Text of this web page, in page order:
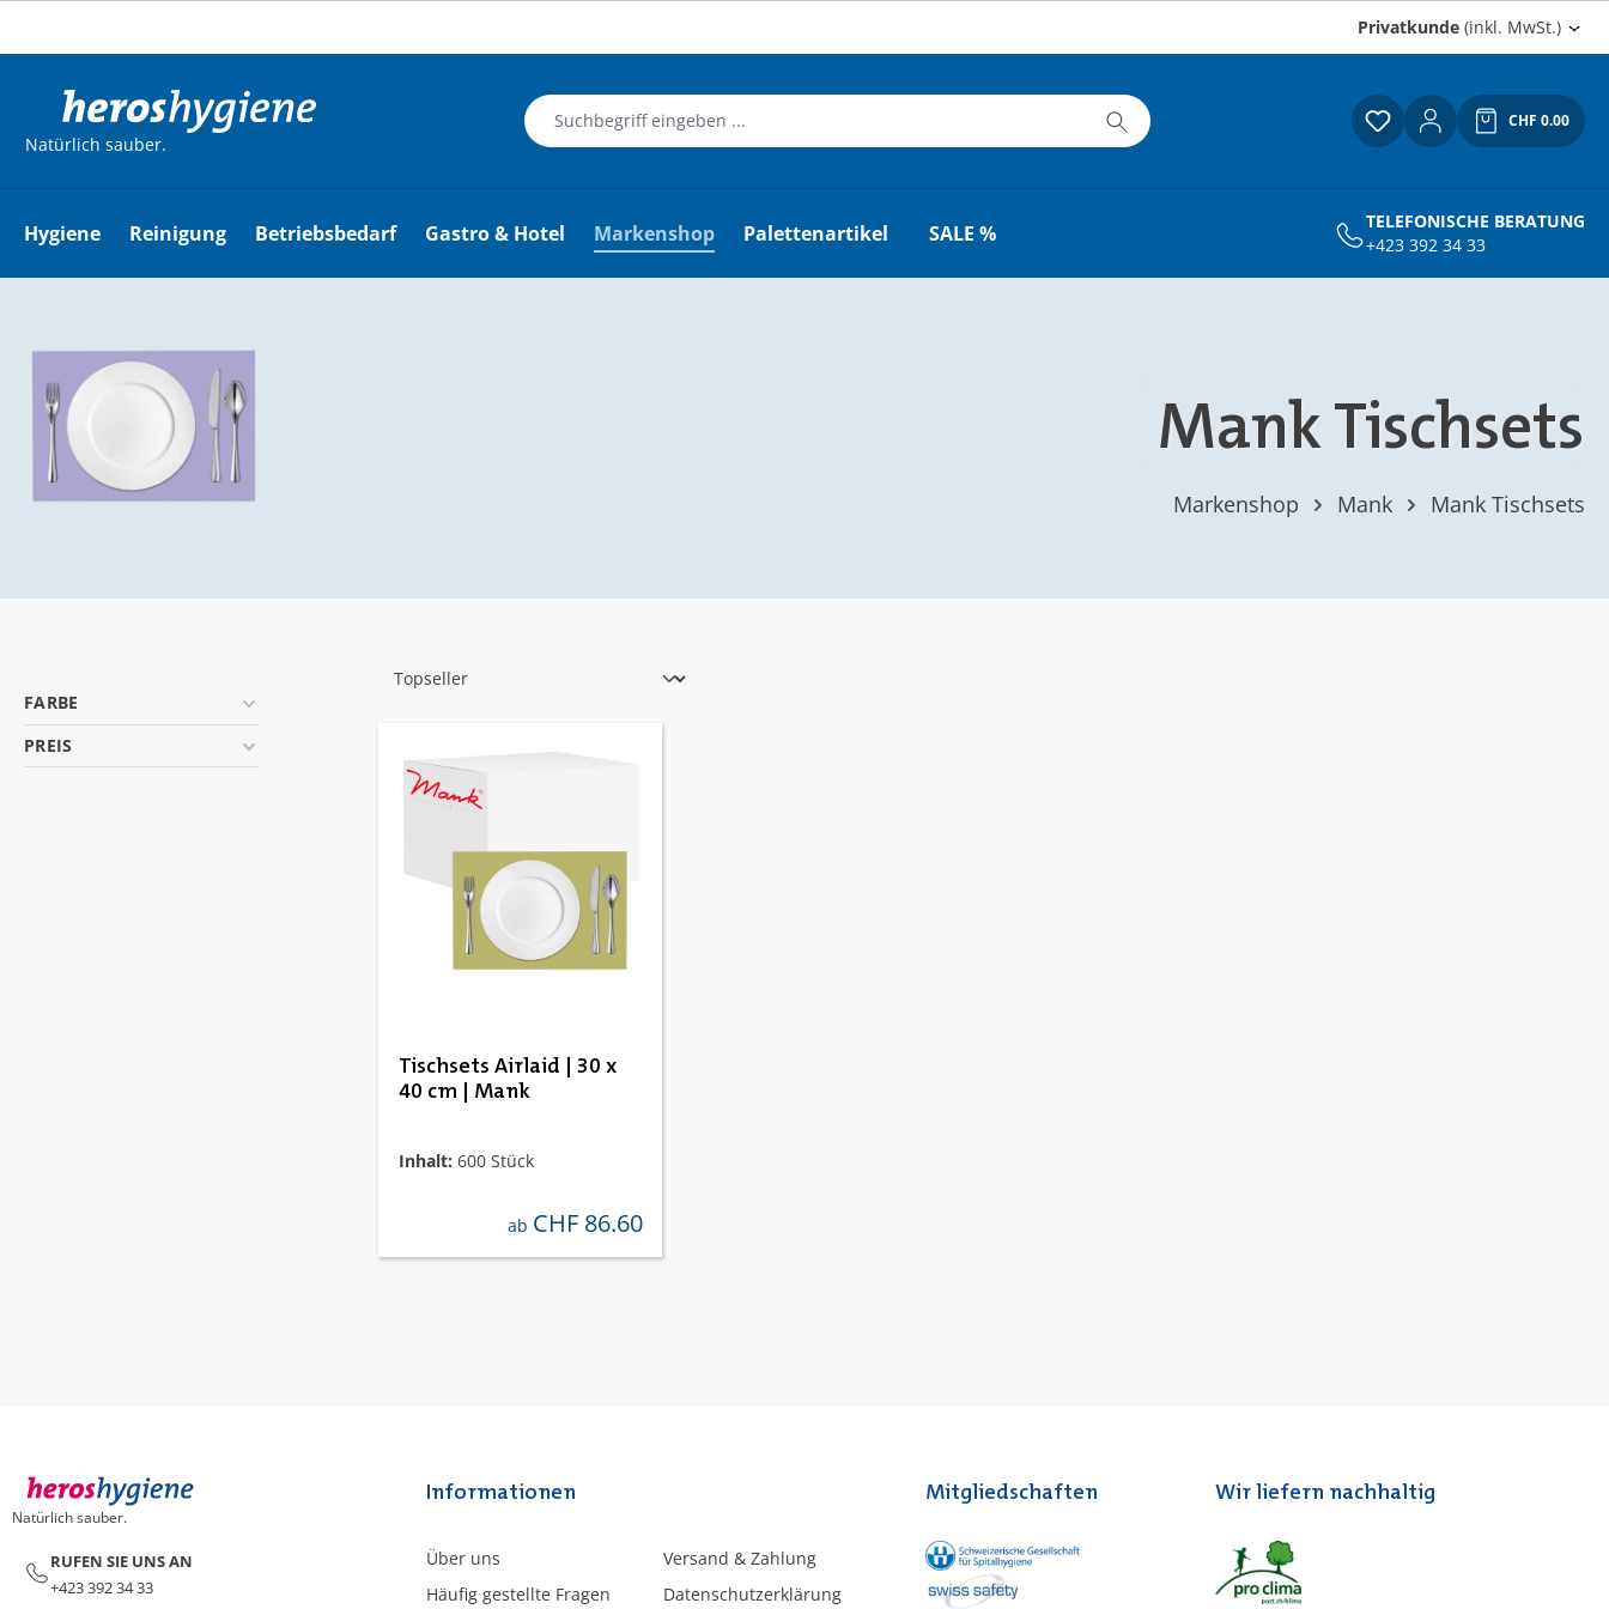
Privatkunde (inkl. MwSt.)
Natürlich sauber. Du hast 0 Produkte auf
CHF 0.00
Hygiene Reinigung Betriebsbedarf Gastro & Hotel Markenshop Palettenartikel SALE %
TELEFONISCHE BERATUNG
+423 392 34 33
Mank Tischsets
Markenshop Mank Mank Tischsets
FARBE
PREIS
Tischsets Airlaid | 30 x
40 cm | Mank
Inhalt: 600 Stück
regulärer preis:
ab CHF 86.60
Natürlich sauber.
RUFEN SIE UNS AN
+423 392 34 33
Mitgliedschaften
Informationen
Über uns
Häufig gestellte Fragen
Versand & Zahlung
Datenschutzerklärung
Wir liefern nachhaltig